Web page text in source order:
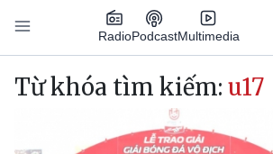
Nhảy đến nội dung
RadioPodcastMultimedia
Main navigation
Từ khóa tìm kiếm: u17